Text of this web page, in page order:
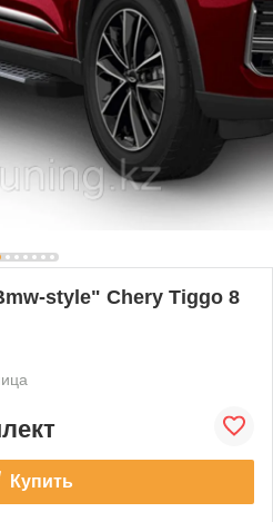
style" Chery Tiggo 8
Купить